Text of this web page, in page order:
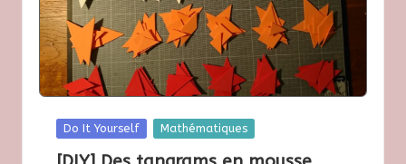
Posted
in
Do It Yourself Mathématiques